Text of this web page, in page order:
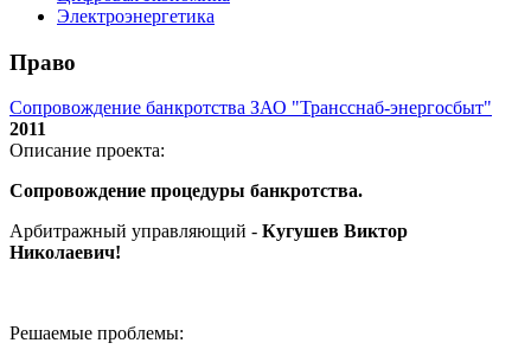
Электроэнергетика
Право
Сопровождение банкротства ЗАО "Трансснаб-энергосбыт"
2011
Описание проекта:
Сопровождение процедуры банкротства.
Арбитражный управляющий - Кугушев Виктор
Николаевич!
Решаемые проблемы: